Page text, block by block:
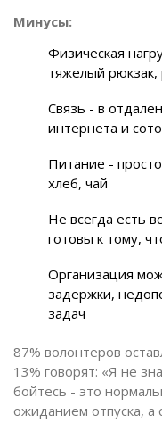
Минусы:
Физическая
тяжелый рюкзак,
Связь - в
интернета и
Питание -
хлеб, чай
Не всегда есть
готовы к тому,
Организация
задержки,
задач
87% волонтеров
13% говорят: «Я не
бойтесь - это
ожиданием отпуска, а